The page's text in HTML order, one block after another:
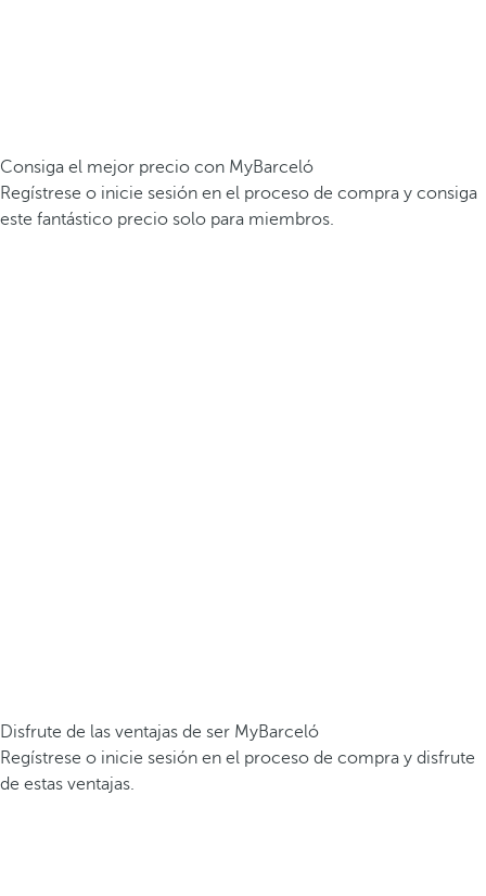
Consiga el mejor precio con MyBarceló
Regístrese o inicie sesión en el proceso de compra y consiga
este fantástico precio solo para miembros.
Disfrute de las ventajas de ser MyBarceló
Regístrese o inicie sesión en el proceso de compra y disfrute
de estas ventajas.